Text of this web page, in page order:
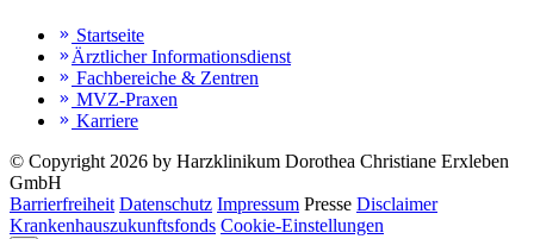
keyboard_double_arrow_right Startseite
keyboard_double_arrow_right Ärztlicher Informationsdienst
keyboard_double_arrow_right Fachbereiche & Zentren
keyboard_double_arrow_right MVZ-Praxen
keyboard_double_arrow_right Karriere
© Copyright 2026 by Harzklinikum Dorothea Christiane Erxleben
GmbH
Barrierfreiheit Datenschutz Impressum Presse Disclaimer
Krankenhauszukunftsfonds Cookie-Einstellungen